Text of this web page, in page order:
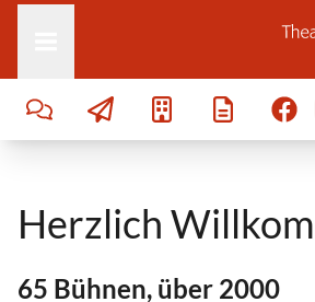
Zum Inhalt springen
Herzlich
65 Bühnen, über 2000